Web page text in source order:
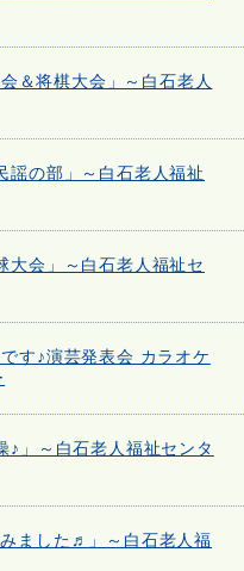
＆将棋大会」～白石老人
の部」～白石老人福祉
会」～白石老人福祉セ
す♪演芸発表会 カラオケ
」～白石老人福祉センタ
ました♬」～白石老人福